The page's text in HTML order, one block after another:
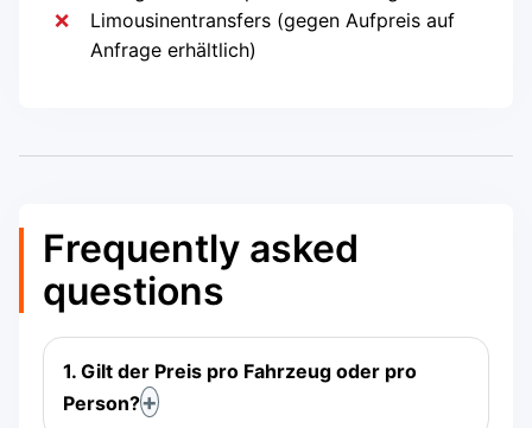
Limousinentransfers (gegen Aufpreis auf
Anfrage erhältlich)
Frequently asked
questions
1. Gilt der Preis pro Fahrzeug oder pro
Person?